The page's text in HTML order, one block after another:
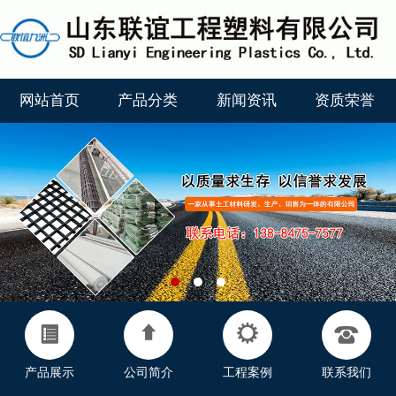
网站首页 产品分类 新闻资讯 资质荣誉
产品展示 公司简介 工程案例 联系我们